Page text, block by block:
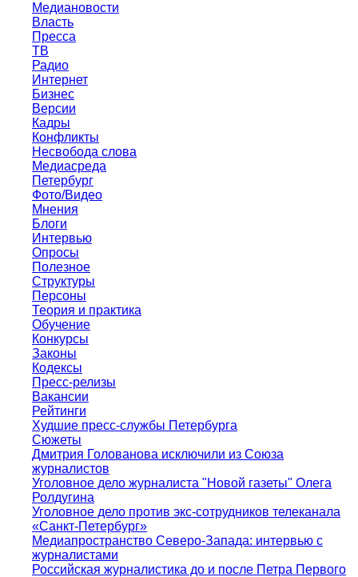
Медиановости
Власть
Пресса
ТВ
Радио
Интернет
Бизнес
Версии
Кадры
Конфликты
Несвобода слова
Медиасреда
Петербург
Фото/Видео
Мнения
Блоги
Интервью
Опросы
Полезное
Структуры
Персоны
Теория и практика
Обучение
Конкурсы
Законы
Кодексы
Пресс-релизы
Вакансии
Рейтинги
Худшие пресс-службы Петербурга
Сюжеты
Дмитрия Голованова исключили из Союза
журналистов
Уголовное дело журналиста "Новой газеты" Олега
Ролдугина
Уголовное дело против экс-сотрудников телеканала
«Санкт-Петербург»
Медиапространство Северо-Запада: интервью с
журналистами
Российская журналистика до и после Петра Первого